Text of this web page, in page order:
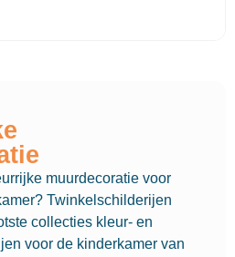
muurdecoratie voor
Twinkelschilderijen
collecties kleur- en
voor de kinderkamer van